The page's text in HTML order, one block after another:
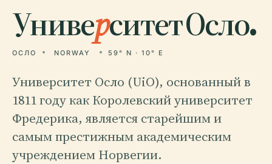
Университет Осло.
ОСЛО NORWAY 59° N · 10° E
Университет Осло (UiO), основанный в
1811 году как Королевский университет
Фредерика, является старейшим и
самым престижным академическим
учреждением Норвегии.